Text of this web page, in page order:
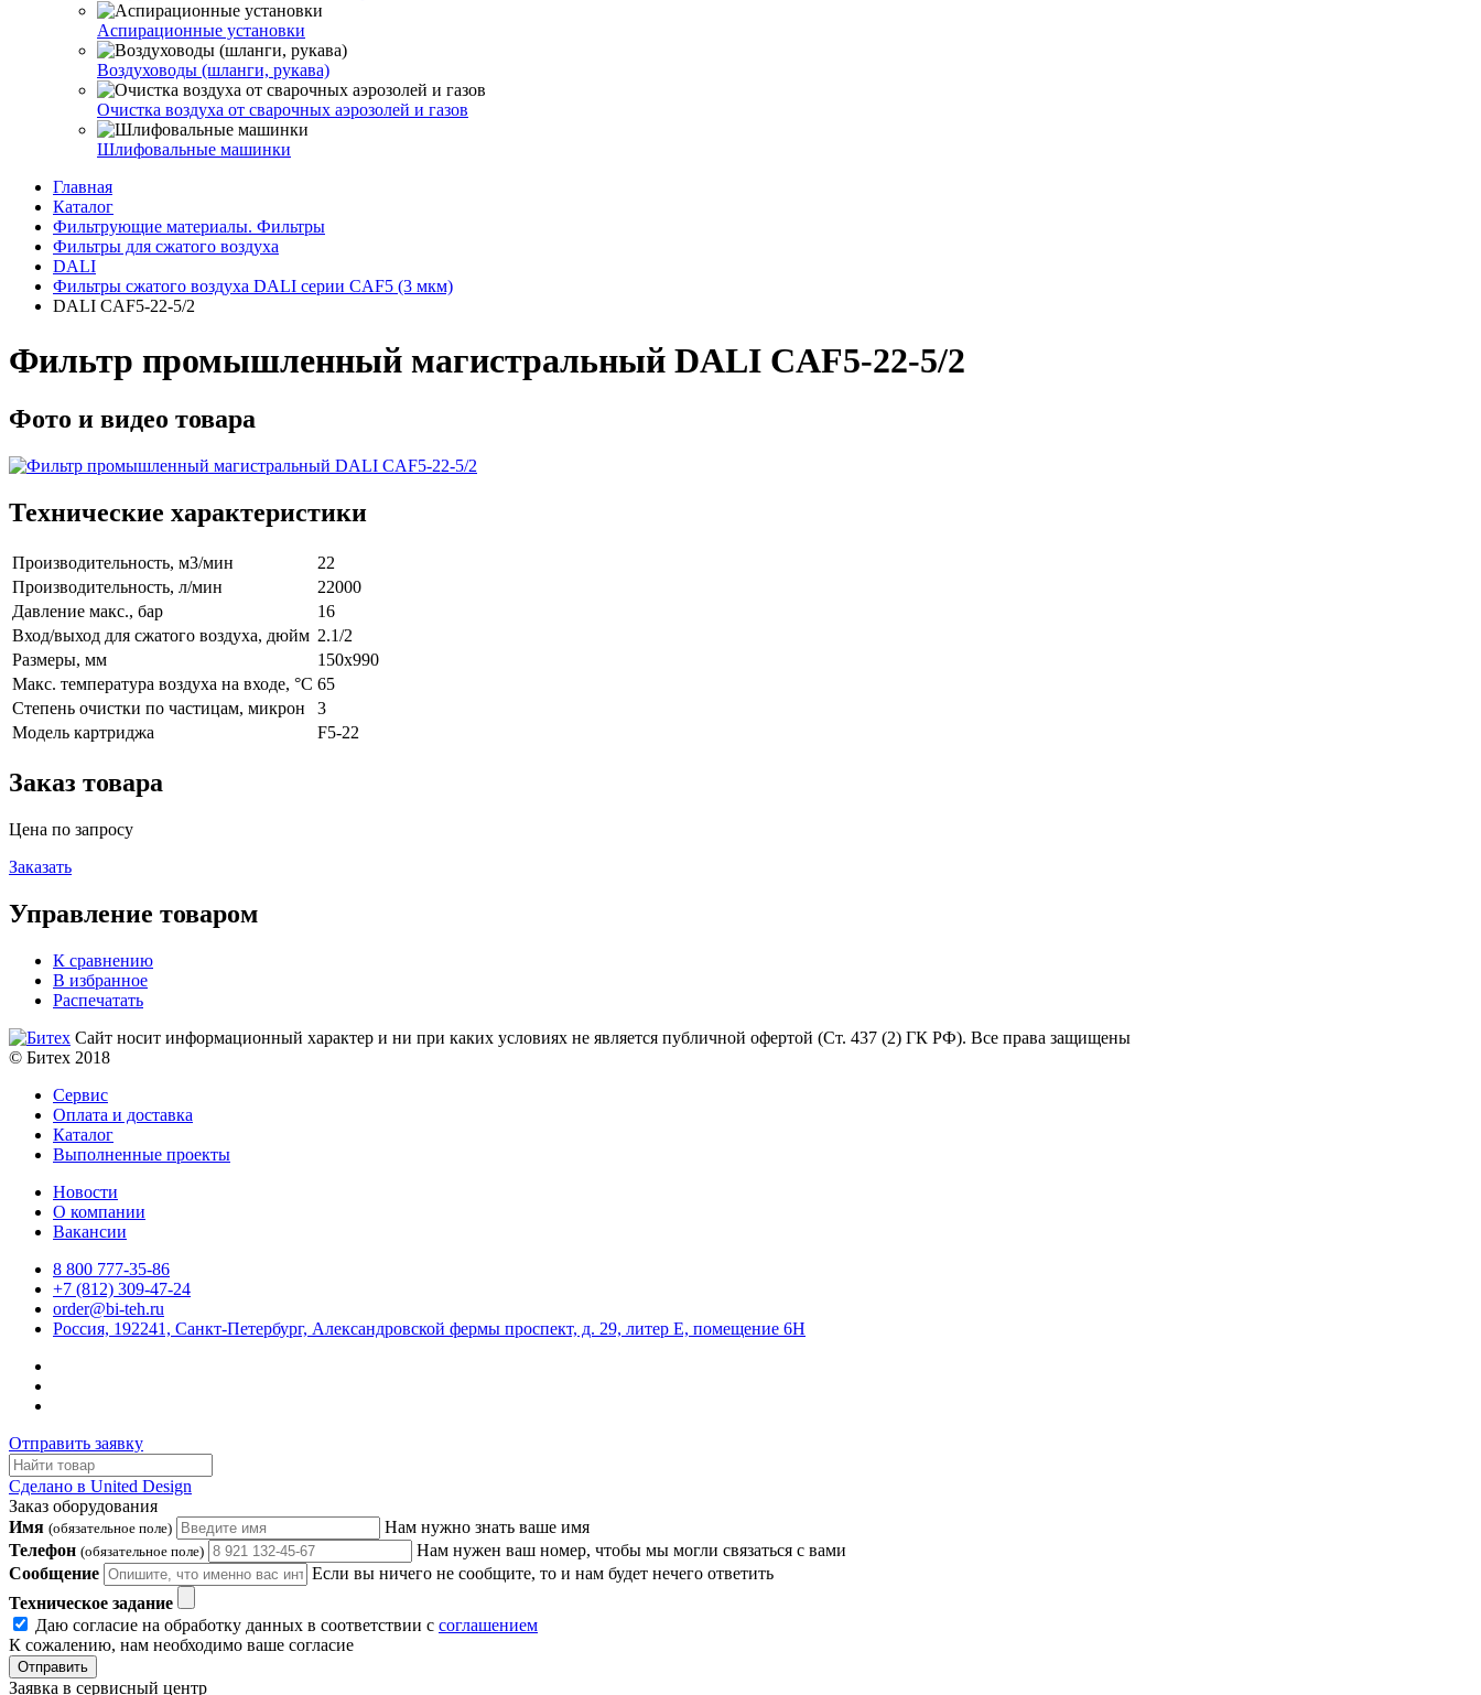
Аспирационные установки
Воздуховоды (шланги, рукава)
Очистка воздуха от сварочных аэрозолей и газов
Шлифовальные машинки
Главная
Каталог
Фильтрующие материалы. Фильтры
Фильтры для сжатого воздуха
DALI
Фильтры сжатого воздуха DALI серии CAF5 (3 мкм)
DALI CAF5-22-5/2
Фильтр промышленный магистральный DALI CAF5-22-5/2
Фото и видео товара
Технические характеристики
Производительность, м3/мин
22
Производительность, л/мин
22000
Давление макс., бар
16
Вход/выход для сжатого воздуха, дюйм 2.1/2
Размеры, мм
150x990
Макс. температура воздуха на входе, °C 65
Степень очистки по частицам, микрон
3
Модель картриджа
F5-22
Заказ товара
Цена по запросу
Заказать
Управление товаром
К сравнению
В избранное
Распечатать
Сайт носит информационный характер и ни при каких условиях не является публичной офертой (Ст. 437 (2) ГК РФ). Все права защищены
© Битех 2018
Сервис
Оплата и доставка
Каталог
Выполненные проекты
Новости
О компании
Вакансии
8 800 777-35-86
+7 (812) 309-47-24
order@bi-teh.ru
Россия, 192241, Санкт-Петербург, Александровской фермы проспект, д. 29, литер Е, помещение 6Н
Отправить заявку
Сделано в United Design
Заказ оборудования
Имя (обязательное поле)
Нам нужно знать ваше имя
Телефон (обязательное поле)
Нам нужен ваш номер, чтобы мы могли связаться с вами
Сообщение
Если вы ничего не сообщите, то и нам будет нечего ответить
Техническое задание
Даю согласие на обработку данных в соответствии с соглашением
К сожалению, нам необходимо ваше согласие
Отправить
Заявка в сервисный центр